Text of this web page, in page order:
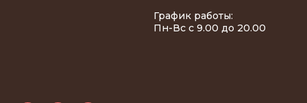
График работы:
Пн-Вс с 9.00 до 20.00